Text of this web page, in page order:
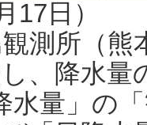
17日）
測所（熊
、降水
水量」の